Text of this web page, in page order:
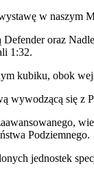
w naszym
oraz
1:32.
kubiku, obok
wywodzącą się z
Podziemnego.
jednostek